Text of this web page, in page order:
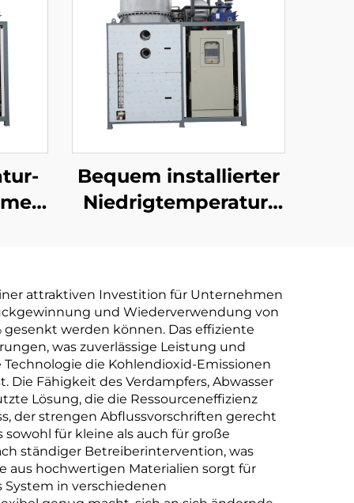
Bequem installierter
Niedrigtemperatur-
Bearbeitungsindustrie
attraktiven Investition für Unternehmen
und Wiederverwendung von
werden können. Das effiziente
was zuverlässige Leistung und
die Kohlendioxid-Emissionen
Fähigkeit des Verdampfers, Abwasser
Lösung, die die Ressourceneffizienz
der strengen Abflussvorschriften gerecht
für kleine als auch für große
ständiger Betreiberintervention, was
aus hochwertigen Materialien sorgt für
in verschiedenen